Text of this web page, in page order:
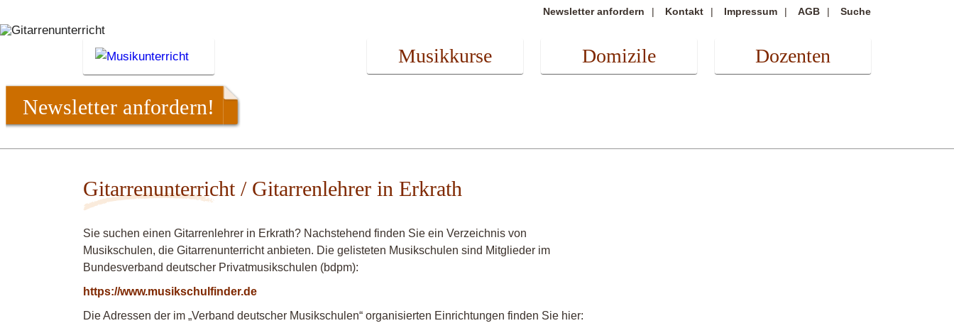
Newsletter anfordern Kontakt Impressum AGB Suche
Musikkurse Domizile Dozenten
Newsletter anfordern!
Gitarrenunterricht / Gitarrenlehrer in Erkrath
Sie suchen einen Gitarrenlehrer in Erkrath? Nachstehend finden Sie ein Verzeichnis von
Musikschulen, die Gitarrenunterricht anbieten. Die gelisteten Musikschulen sind Mitglieder im
Bundesverband deutscher Privatmusikschulen (bdpm):
https://www.musikschulfinder.de
Die Adressen der im „Verband deutscher Musikschulen“ organisierten Einrichtungen finden Sie hier: